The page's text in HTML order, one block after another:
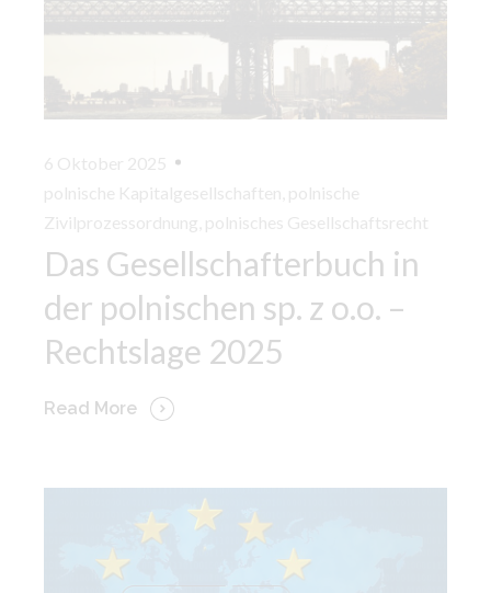
6 Oktober 2025
polnische Kapitalgesellschaften polnische
Zivilprozessordnung polnisches Gesellschaftsrecht
Das Gesellschafterbuch in
der polnischen sp. z o.o. –
Rechtslage 2025
Read More